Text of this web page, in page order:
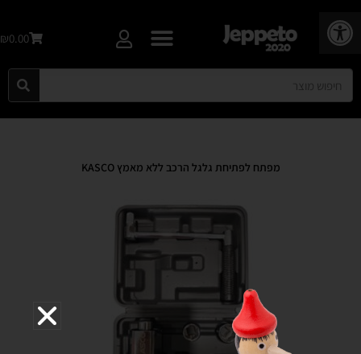
פתח סרגל נגישות
₪0.00
מפתח לפתיחת גלגל הרכב ללא מאמץ KASCO